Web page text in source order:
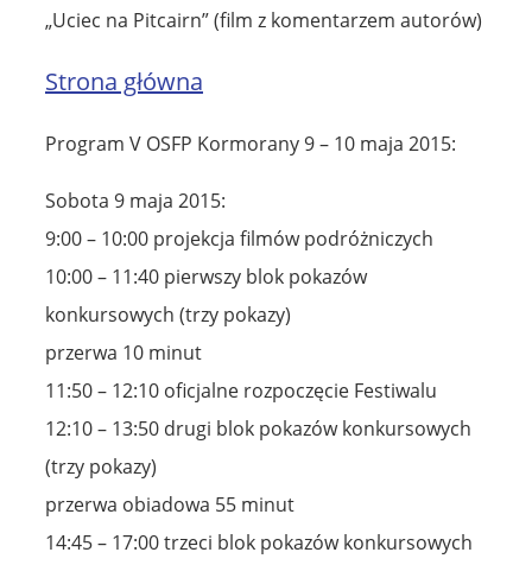
„Uciec na Pitcairn” (film z komentarzem autorów)
Strona główna
Program V OSFP Kormorany 9 – 10 maja 2015:
Sobota 9 maja 2015:
9:00 – 10:00 projekcja filmów podróżniczych
10:00 – 11:40 pierwszy blok pokazów
konkursowych (trzy pokazy)
przerwa 10 minut
11:50 – 12:10 oficjalne rozpoczęcie Festiwalu
12:10 – 13:50 drugi blok pokazów konkursowych
(trzy pokazy)
przerwa obiadowa 55 minut
14:45 – 17:00 trzeci blok pokazów konkursowych